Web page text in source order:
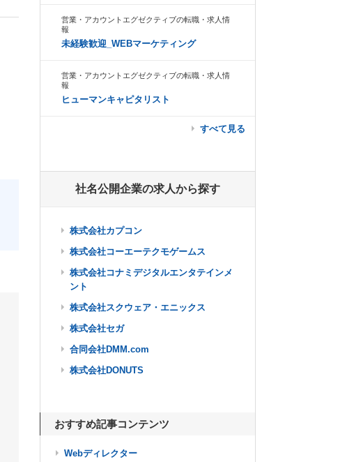
営業・アカウントエグゼクティブの転職・求人情
報
未経験歓迎_WEBマーケティング
営業・アカウントエグゼクティブの転職・求人情
報
ヒューマンキャピタリスト
すべて見る
社名公開企業の求人から探す
株式会社カプコン
株式会社コーエーテクモゲームス
株式会社コナミデジタルエンタテインメ
ント
株式会社スクウェア・エニックス
株式会社セガ
合同会社DMM.com
株式会社DONUTS
おすすめ記事コンテンツ
Webディレクター